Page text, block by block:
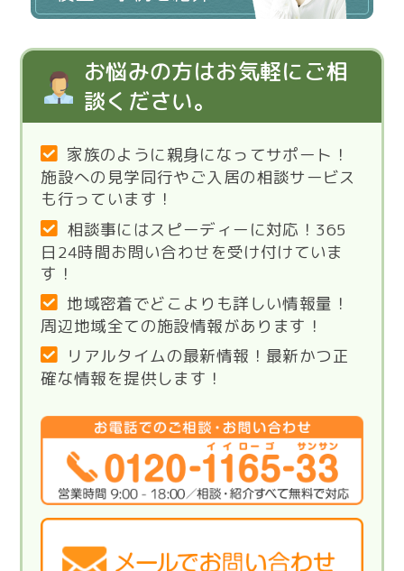
お悩みの方はお気軽にご相
談ください。
家族のように親身になってサポート！
施設への見学同行やご入居の相談サービス
も行っています！
相談事にはスピーディーに対応！365
日24時間お問い合わせを受け付けていま
す！
地域密着でどこよりも詳しい情報量！
周辺地域全ての施設情報があります！
リアルタイムの最新情報！最新かつ正
確な情報を提供します！